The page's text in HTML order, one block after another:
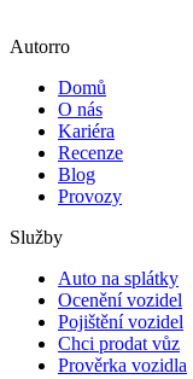
Autorro
Domů
O nás
Kariéra
Recenze
Blog
Provozy
Služby
Auto na splátky
Ocenění vozidel
Pojištění vozidel
Chci prodat vůz
Prověrka vozidla